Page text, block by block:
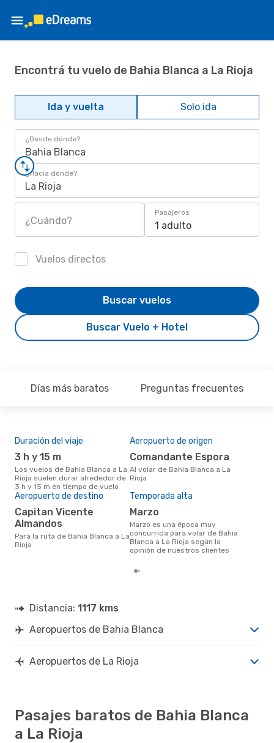
Encontrá tu vuelo de Bahia Blanca a La Rioja
Ida y vuelta Solo ida
¿Desde dónde?
Bahia Blanca
¿Hacia dónde?
La Rioja
¿Cuándo?
Pasajeros
1 adulto
Vuelos directos
Buscar Vuelo + Hotel
Buscar vuelos
Días más baratos Preguntas frecuentes
Duración del viaje
3 h y 15 m
Los vuelos de Bahia Blanca a La
Rioja suelen durar alrededor de
3 h y 15 m en tiempo de vuelo
Aeropuerto de origen
Comandante Espora
Al volar de Bahia Blanca a La
Rioja
Aeropuerto de destino
Capitan Vicente
Almandos
Para la ruta de Bahia Blanca a La
Rioja
Temporada alta
marzo
marzo es una época muy
concurrida para volar de Bahia
Blanca a La Rioja según la
opinión de nuestros clientes
Distancia: 1117 kms
Aeropuertos de Bahia Blanca
Aeropuertos de La Rioja
Pasajes baratos de Bahia Blanca
a La Rioja